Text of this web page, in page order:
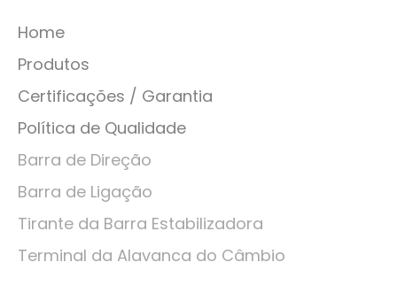
Home
Produtos
Certificações / Garantia
Política de Qualidade
Barra de Direção
Barra de Ligação
Tirante da Barra Estabilizadora
Terminal da Alavanca do Câmbio